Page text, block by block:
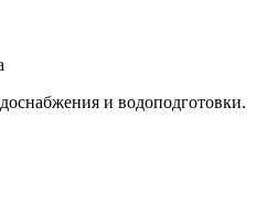
и водоподготовки.